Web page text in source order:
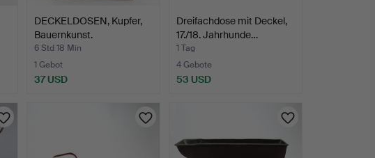
DECKELDOSEN, Kupfer,
Bauernkunst.
6 Std 18 Min
1 Gebot
37 USD
Dreifachdose mit Deckel,
17./18. Jahrhunde…
1 Tag
4 Gebote
53 USD